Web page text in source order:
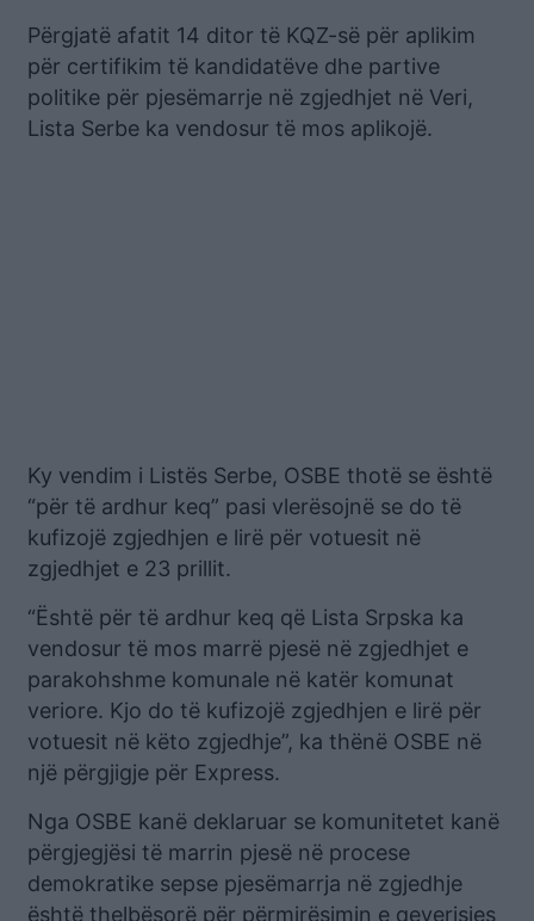
Përgjatë afatit 14 ditor të KQZ-së për aplikim
për certifikim të kandidatëve dhe partive
politike për pjesëmarrje në zgjedhjet në Veri,
Lista Serbe ka vendosur të mos aplikojë.
Ky vendim i Listës Serbe, OSBE thotë se është
“për të ardhur keq” pasi vlerësojnë se do të
kufizojë zgjedhjen e lirë për votuesit në
zgjedhjet e 23 prillit.
“Është për të ardhur keq që Lista Srpska ka
vendosur të mos marrë pjesë në zgjedhjet e
parakohshme komunale në katër komunat
veriore. Kjo do të kufizojë zgjedhjen e lirë për
votuesit në këto zgjedhje”, ka thënë OSBE në
një përgjigje për Express.
Nga OSBE kanë deklaruar se komunitetet kanë
përgjegjësi të marrin pjesë në procese
demokratike sepse pjesëmarrja në zgjedhje
është thelbësorë për përmirësimin e qeverisjes